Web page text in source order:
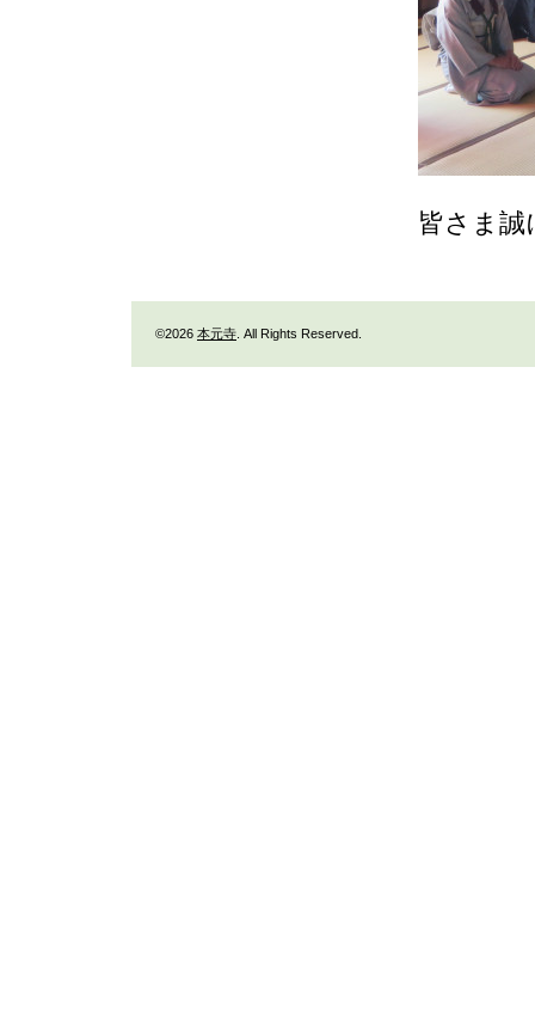
皆さま
©2026 本元寺 . All Rights Reserved.